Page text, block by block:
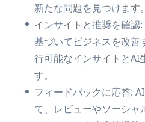
Sentavisのユースケース
小規模ビジネスの評判管
オンラインレビューをプ
視し、応答することで、
できます。
カスタマーサービスの最
新たな問題を見つけます。
インサイトと推奨を確認
基づいてビジネスを改善
行可能なインサイトとAI
す。
フィードバックに応答:
て、レビューやソーシ